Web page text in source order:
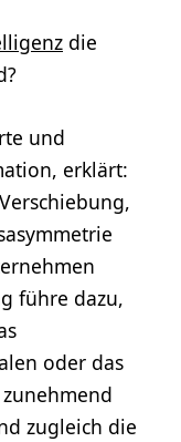
die
und
erklärt:
führe dazu,
oder das
zugleich die